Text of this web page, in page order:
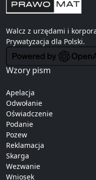
Walcz z urzędami i
Prywatyzacja dla Polski.
Wzory pism
Apelacja
Odwołanie
Oświadczenie
Podanie
Pozew
Reklamacja
Skarga
Wezwanie
Wniosek